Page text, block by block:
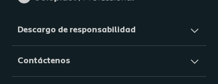
Descargo de responsabilidad
Contáctenos